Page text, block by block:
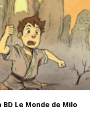
Le Monde de Milo